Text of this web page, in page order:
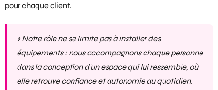
pour chaque client.
« Notre rôle ne se limite pas à installer des
équipements : nous accompagnons chaque personne
dans la conception d’un espace qui lui ressemble, où
elle retrouve confiance et autonomie au quotidien.